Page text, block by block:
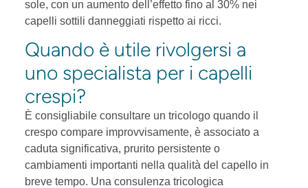
sole, con un aumento dell’effetto fino al 30% nei
capelli sottili danneggiati rispetto ai ricci.
Quando è utile rivolgersi a
uno specialista per i capelli
crespi?
È consigliabile consultare un tricologo quando il
crespo compare improvvisamente, è associato a
caduta significativa, prurito persistente o
cambiamenti importanti nella qualità del capello in
breve tempo. Una consulenza tricologica